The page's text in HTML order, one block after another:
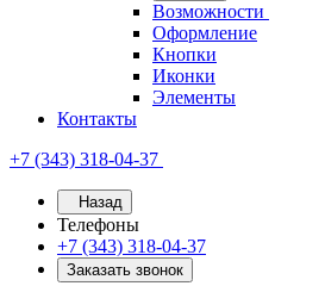
Возможности
Оформление
Кнопки
Иконки
Элементы
Контакты
+7 (343) 318-04-37
Назад
Телефоны
+7 (343) 318-04-37
Заказать звонок